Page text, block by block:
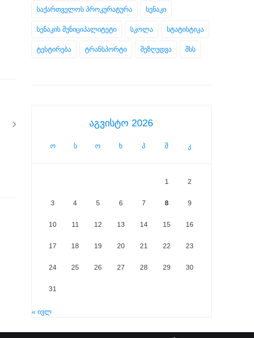
საქართველოს პროკურატურა სენაკი
სენაკის მუნიციპალიტეტი სკოლა სტატისტიკა
ტესტირება ტრანსპორტი შეზღუდვა შსს
აგვისტო 2026
ო ს ო ხ პ შ კ
1 2
3 4 5 6 7 8 9
10 11 12 13 14 15 16
17 18 19 20 21 22 23
24 25 26 27 28 29 30
31
« ივლ